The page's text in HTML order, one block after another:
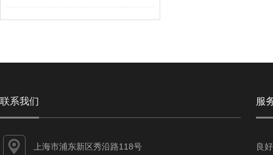
联系我们
上海市浦东新区秀沿路118号
服
良